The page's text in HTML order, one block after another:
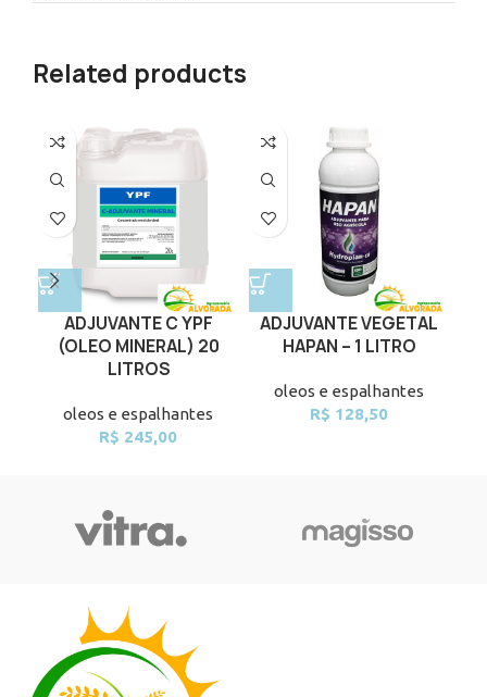
Related products
ADJUVANTE C YPF
(OLEO MINERAL) 20
LITROS
oleos e espalhantes
R$ 245,00
ADJUVANTE VEGETAL
HAPAN – 1 LITRO
oleos e espalhantes
R$ 128,50